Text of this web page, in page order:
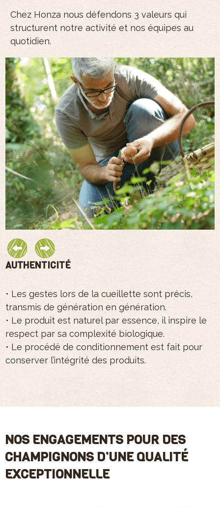
Chez Honza nous défendons 3 valeurs qui
structurent notre activité et nos équipes au
quotidien.
AUTHENTICITÉ
• Les gestes lors de la cueillette sont précis,
transmis de génération en génération.
• Le produit est naturel par essence, il inspire le
respect par sa complexité biologique.
• Le procédé de conditionnement est fait pour
conserver l’intégrité des produits.
NOS ENGAGEMENTS POUR DES
CHAMPIGNONS D’UNE QUALITÉ
EXCEPTIONNELLE